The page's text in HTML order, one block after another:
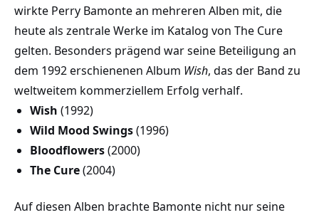
wirkte Perry Bamonte an mehreren Alben mit, die
heute als zentrale Werke im Katalog von The Cure
gelten. Besonders prägend war seine Beteiligung an
dem 1992 erschienenen Album Wish, das der Band zu
weltweitem kommerziellem Erfolg verhalf.
Wish (1992)
Wild Mood Swings(1996)
Bloodflowers(2000)
The Cure(2004)
Auf diesen Alben brachte Bamonte nicht nur seine